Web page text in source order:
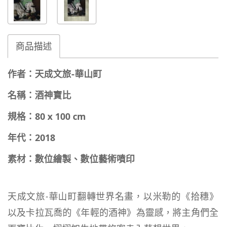
商品描述
作者：天成文旅-華山町
名稱：酒神寶比
規格：80 x 100 cm
年代：2018
素材：數位繪製、數位藝術噴印
天成文旅-華山町翻轉世界名畫，以米勒的《拾穗》
以及卡拉瓦喬的《年輕的酒神》為靈感，將主角們全